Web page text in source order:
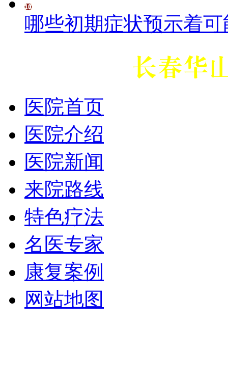
哪些初期症状预示着
医院首页
医院介绍
医院新闻
来院路线
特色疗法
名医专家
康复案例
网站地图